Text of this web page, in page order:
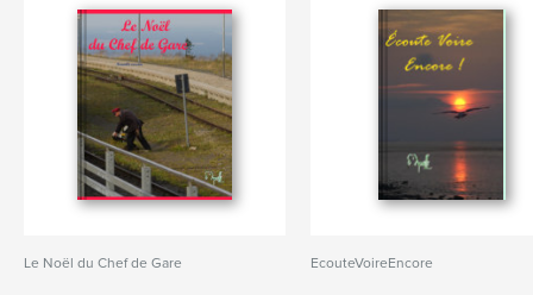
Le Noël du Chef de Gare EcouteVoireEncore